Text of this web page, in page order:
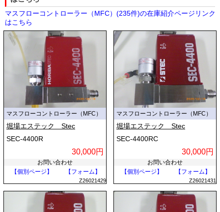
マスフローコントローラー（MFC）(235件)の在庫紹介ページリンク
はこちら
マスフローコントローラー（MFC）
堀場エステック Stec
SEC-4400R
30,000円
お問い合わせ
【個別ページ】
【フォーム】
Z26021429
マスフローコントローラー（MFC）
堀場エステック Stec
SEC-4400RC
30,000円
お問い合わせ
【個別ページ】
【フォーム】
Z26021431